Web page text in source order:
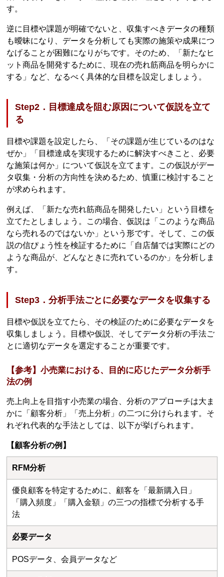
す。
逆に目標や課題が明確でないと、収集すべきデータの種類
も曖昧になり、データを分析しても実際の施策や成果につ
なげることが困難になりがちです。そのため、「新たなヒ
ット商品を開発するために、現在の売れ筋商品を明らかに
する」など、なるべく具体的な目標を設定しましょう。
Step2．目標達成を阻む原因について仮説を立て
る
目標や課題を設定したら、「その課題が生じているのはな
ぜか」「目標達成を実現するために解決すべきこと、必要
な施策は何か」について仮説を立てます。この仮説がデー
タ収集・分析の方向性を決めるため、慎重に検討すること
が求められます。
例えば、「新たな売れ筋商品を開発したい」という目標を
立てたとしましょう。この場合、仮説は「このような商品
なら売れるのではないか」という形です。そして、この仮
説の信ぴょう性を検証するために「自店舗では実際にどの
ような商品が、どんなときに売れているのか」を分析しま
す。
Step3．分析手法ごとに必要なデータを収集する
目標や仮説を立てたら、その検証のために必要なデータを
収集しましょう。目標や仮説、そしてデータ分析の手法ご
とに適切なデータを選定することが重要です。
【参考】小売業における、目的に応じたデータ分析手
法の例
売上向上を目指す小売業の場合、分析のアプローチは大ま
かに「顧客分析」「売上分析」の二つに分けられます。そ
れぞれ代表的な手法としては、以下が挙げられます。
【顧客分析の例】
RFM分析
優良顧客を特定するために、顧客を「最新購入日」
「購入頻度」「購入金額」の三つの指標で分析する手
法
必要データ
POSデータ、会員データなど